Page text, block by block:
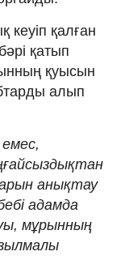
қалған
қатып
қуысын
алып
анықтау
адамда
мұрынның